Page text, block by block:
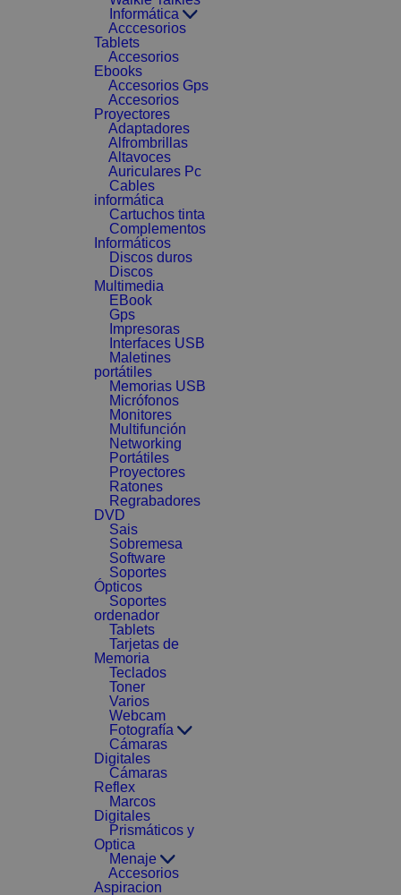
Informática
Acccesorios
Tablets
Accesorios
Ebooks
Accesorios Gps
Accesorios
Proyectores
Adaptadores
Alfrombrillas
Altavoces
Auriculares Pc
Cables
informática
Cartuchos tinta
Complementos
Informáticos
Discos duros
Discos
Multimedia
EBook
Gps
Impresoras
Interfaces USB
Maletines
portátiles
Memorias USB
Micrófonos
Monitores
Multifunción
Networking
Portátiles
Proyectores
Ratones
Regrabadores
DVD
Sais
Sobremesa
Software
Soportes
Ópticos
Soportes
ordenador
Tablets
Tarjetas de
Memoria
Teclados
Toner
Varios
Webcam
Fotografía
Cámaras
Digitales
Cámaras
Reflex
Marcos
Digitales
Prismáticos y
Optica
Menaje
Accesorios
Aspiracion